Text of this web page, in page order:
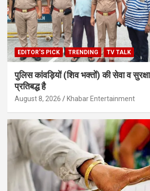
EDITOR'S PICK TRENDING TV TALK
पुलिस कांवड़ियों (शिव भक्तों) की सेवा व
प्रतिबद्ध है
August 8, 2026 Khabar Entertainment